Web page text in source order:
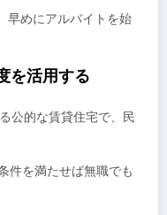
早めにアルバイトを始
を活用する
公的な賃貸住宅で、民
件を満たせば無職でも